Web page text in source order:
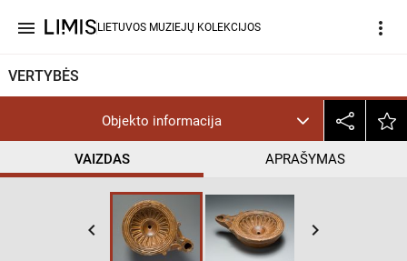
menu LIETUVOS MUZIEJŲ KOLEKCIJOS more_vert
VERTYBĖS
Objekto informacija
VAIZDAS APRAŠYMAS
keyboard_arrow_left keyboard_arrow_right